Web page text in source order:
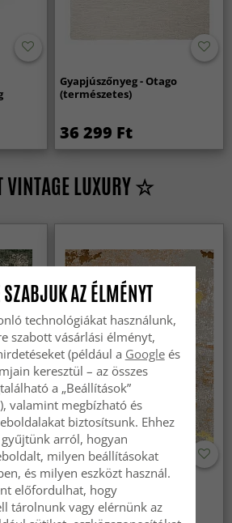
Gyapjúszőnyeg - Otago
(természetes)
36 299 Ft
VINTAGE LUXURY ☆
(zöld)
Wilton szőnyeg - Elena
(bezs/arany)
AZ ÉLMÉNYT
technológiákat használunk,
szabott vásárlási élményt,
(például a Googleés
keresztül – az összes
a „Beállítások”
valamint megbízható és
biztosítsunk. Ehhez
arról, hogyan
milyen beállításokat
és milyen eszközt használ.
előfordulhat, hogy
tárolnunk vagy elérnünk az